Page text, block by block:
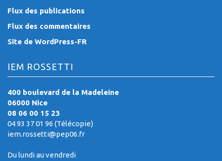
Flux des publications
Flux des commentaires
Site de WordPress-FR
IEM ROSSETTI
400 boulevard de la Madeleine
06000 Nice
08 06 00 15 23
04 93 37 01 96 (Télécopie)
iem.rossetti@pep06.fr
Du lundi au vendredi